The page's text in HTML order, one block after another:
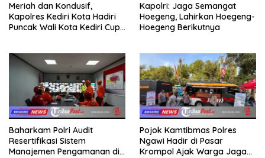
Meriah dan Kondusif,
Kapolres Kediri Kota Hadiri
Puncak Wali Kota Kediri Cup
Kapolri: Jaga Semangat
Hoegeng, Lahirkan Hoegeng-
Hoegeng Berikutnya
Baharkam Polri Audit
Resertifikasi Sistem
Manajemen Pengamanan di
Pojok Kamtibmas Polres
Ngawi Hadir di Pasar
Krompol Ajak Warga Jaga